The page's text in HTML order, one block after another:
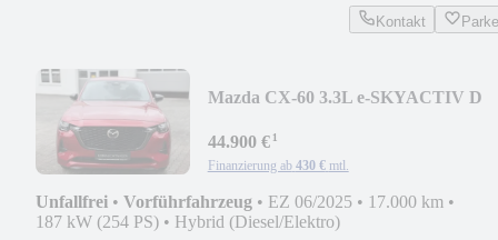
Kontakt
Mazda CX-60 3.3L e-SKYACTIV D
44.900 €¹
Finanzierung ab 430 € mtl.
Unfallfrei • Vorführfahrzeug • EZ 06/2025 • 17.000 km •
187 kW (254 PS) • Hybrid (Diesel/Elektro)